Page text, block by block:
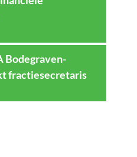
Bodegraven-
fractiesecretaris